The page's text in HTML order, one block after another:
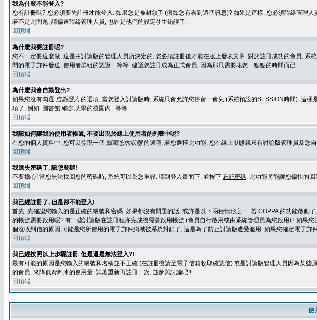
我為什麼不能登入?
您有註冊嗎? 您必須要先註冊才能登入. 如果您是被封鎖了 (假如您有看到這個訊息)? 如果是這樣, 您必須聯絡管理
若不是此問題, 請儘速聯絡管理人員, 也許是他們的設定發生錯誤了.
回頂端
為什麼我要註冊呢?
您不一定要這麼做, 這是由討論版的管理人員所決定的, 您必須註冊後才能在版上發表文章. 對於註冊成功的會員,
間的電子郵件發送, 使用者群組的認證 ...等等. 建議您註冊成為正式會員, 因為那只需要花您一點點的時間而已.
回頂端
為什麼我會自動登出?
如果您沒有勾選 自動登入 的選項, 當您登入討論版時, 系統只會允許您停留一會兒 (系統預設的SESSION時間). 這
項了, 例如: 圖書館,網咖,大學的校園內...等等.
回頂端
我該如何讓我的使用者帳號, 不要出現於線上使用者的列表中呢?
在您的個人資料中, 您可以發現一個 隱藏您的狀態的選項, 若您選擇此功能, 您在線上狀態就只有討論版管理員及您
回頂端
我遺失密碼了, 該怎麼辦!
不要擔心! 當您無法找回您的密碼時, 系統可以為您重設. 請到登入畫面下, 並按下 忘記密碼, 此功能將能讓您儘快的回
回頂端
我已經註冊了, 但是卻不能登入!
首先, 先確認您輸入的是正確的帳號和密碼. 如果都沒有問題的話, 或許是以下兩種情形之一. 若 COPPA 的功能啟動
的帳號需要啟用呢? 有一些討論版在註冊程序完成後需要啟用帳號 (會員自行啟用或由系統管理員為您啟用)? 如果
個沒收到信的原因,可能是您所使用的電子郵件網域被系統封鎖了, 這是為了防止討論版遭受濫用. 如果您確定電子郵
回頂端
我已經按照以上步驟註冊, 但是還是無法登入?!
最有可能的原因是您輸入的帳號和名稱並不正確 (在註冊後請至電子信箱收取確認信) 或是討論版管理人員因為某
的會員, 來降低資料庫的使用量. 試著重新再註冊一次, 並參與討論吧!!
回頂端
使